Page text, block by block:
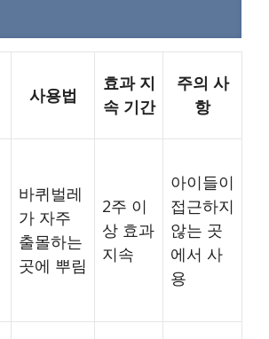
사용법
효과 지
속 기간
주의 사
항
바퀴벌레
가 자주
출몰하는
곳에 뿌림
2주 이
상 효과
지속
아이들이
접근하지
않는 곳
에서 사
용